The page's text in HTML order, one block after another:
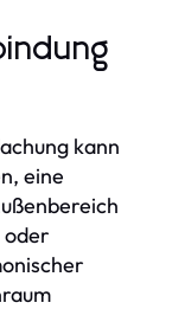
kann
eine
oder